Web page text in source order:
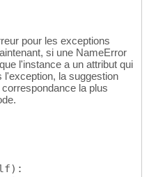
pour les exceptions
si une NameError
l'instance a un attribut qui
la suggestion
la plus
) :